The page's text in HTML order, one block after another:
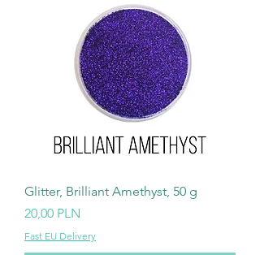
Glitter, Brilliant Amethyst, 50 g
Ціна
20,00 PLN
Fast EU Delivery